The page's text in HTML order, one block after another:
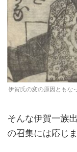
伊賀氏の変の原因ともな
そんな伊賀一族
の召集には応じま